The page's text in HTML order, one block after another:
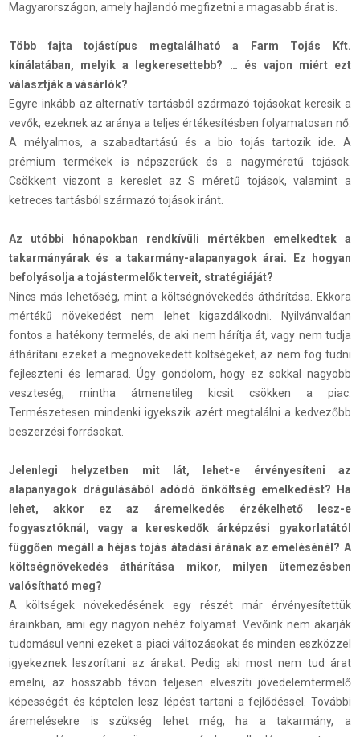
Magyarországon, amely hajlandó megfizetni a magasabb árat is.
Több fajta tojástípus megtalálható a Farm Tojás Kft.
kínálatában, melyik a legkeresettebb? … és vajon miért ezt
választják a vásárlók?
Egyre inkább az alternatív tartásból származó tojásokat keresik a
vevők, ezeknek az aránya a teljes értékesítésben folyamatosan nő.
A mélyalmos, a szabadtartású és a bio tojás tartozik ide. A
prémium termékek is népszerűek és a nagyméretű tojások.
Csökkent viszont a kereslet az S méretű tojások, valamint a
ketreces tartásból származó tojások iránt.
Az utóbbi hónapokban rendkívüli mértékben emelkedtek a
takarmányárak és a takarmány-alapanyagok árai. Ez hogyan
befolyásolja a tojástermelők terveit, stratégiáját?
Nincs más lehetőség, mint a költségnövekedés áthárítása. Ekkora
mértékű növekedést nem lehet kigazdálkodni. Nyilvánvalóan
fontos a hatékony termelés, de aki nem hárítja át, vagy nem tudja
áthárítani ezeket a megnövekedett költségeket, az nem fog tudni
fejleszteni és lemarad. Úgy gondolom, hogy ez sokkal nagyobb
veszteség, mintha átmenetileg kicsit csökken a piac.
Természetesen mindenki igyekszik azért megtalálni a kedvezőbb
beszerzési forrásokat.
Jelenlegi helyzetben mit lát, lehet-e érvényesíteni az
alapanyagok drágulásából adódó önköltség emelkedést? Ha
lehet, akkor ez az áremelkedés érzékelhető lesz-e
fogyasztóknál, vagy a kereskedők árképzési gyakorlatától
függően megáll a héjas tojás átadási árának az emelésénél? A
költségnövekedés áthárítása mikor, milyen ütemezésben
valósítható meg?
A költségek növekedésének egy részét már érvényesítettük
árainkban, ami egy nagyon nehéz folyamat. Vevőink nem akarják
tudomásul venni ezeket a piaci változásokat és minden eszközzel
igyekeznek leszorítani az árakat. Pedig aki most nem tud árat
emelni, az hosszabb távon teljesen elveszíti jövedelemtermelő
képességét és képtelen lesz lépést tartani a fejlődéssel. További
áremelésekre is szükség lehet még, ha a takarmány, a